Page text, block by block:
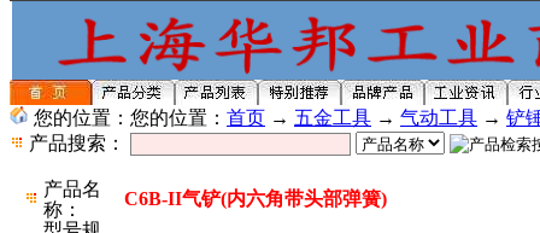
您的位置：您的位置： 首页 → 五金工具 → 气动工具 → 铲
产品搜索：
产品名
称：
C6B-II气铲(内六角带头部弹簧)